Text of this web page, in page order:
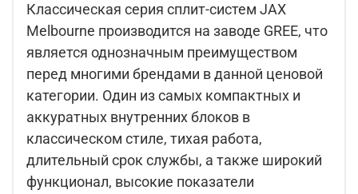
Классическая серия сплит-систем JAX
Melbourne производится на заводе GREE, что
является однозначным преимуществом
перед многими брендами в данной ценовой
категории. Один из самых компактных и
аккуратных внутренних блоков в
классическом стиле, тихая работа,
длительный срок службы, а также широкий
функционал, высокие показатели